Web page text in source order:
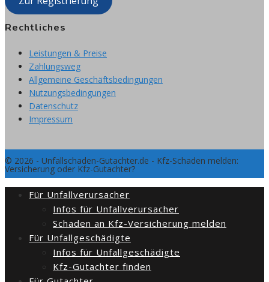
Rechtliches
Leistungen & Preise
Zahlungsweg
Allgemeine Geschäftsbedingungen
Nutzungsbedingungen
Datenschutz
Impressum
© 2026 - Unfallschaden-Gutachter.de - Kfz-Schaden melden:
Versicherung oder Kfz-Gutachter?
Für Unfallverursacher
Infos für Unfallverursacher
Schaden an Kfz-Versicherung melden
Für Unfallgeschädigte
Infos für Unfallgeschädigte
Kfz-Gutachter finden